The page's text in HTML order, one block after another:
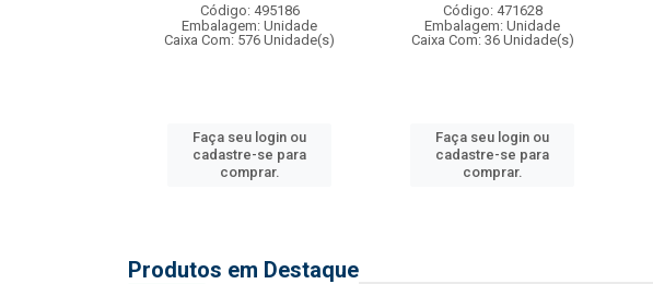
Código: 495186
Embalagem: Unidade
Caixa Com: 576 Unidade(s)
Faça seu login ou
cadastre-se para
comprar.
Código: 471628
Embalagem: Unidade
Caixa Com: 36 Unidade(s)
Faça seu login ou
cadastre-se para
comprar.
Produtos em Destaque